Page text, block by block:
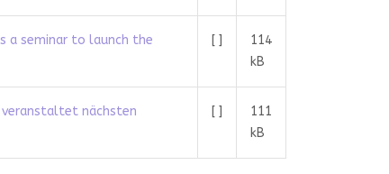
a seminar to launch the
[ ]
114
kB
veranstaltet nächsten
[ ]
111
kB